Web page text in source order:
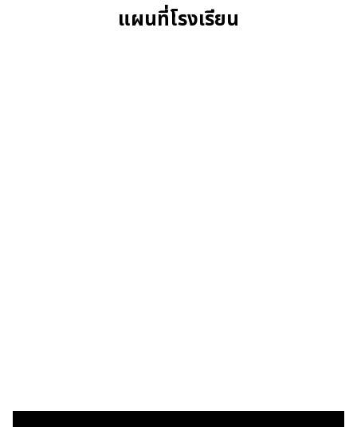
แผนที่โรงเรียน